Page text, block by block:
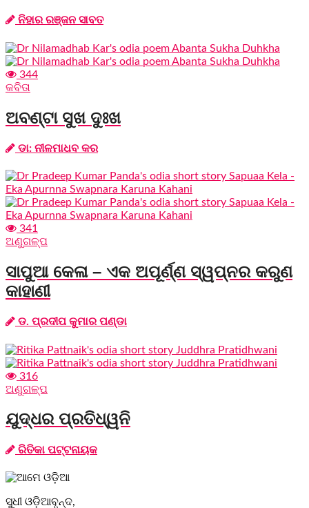
ନିହାର ରଞ୍ଜନ ସାବତ
344
କବିତା
ଅବଣ୍ଟା ସୁଖ ଦୁଃଖ
ଡା: ନୀଳମାଧବ କର
341
ଅଣୁଗଳ୍ପ
ସାପୁଆ କେଳା – ଏକ ଅପୂର୍ଣ୍ଣ ସ୍ୱପ୍ନର କରୁଣ
କାହାଣୀ
ଡ. ପ୍ରଦୀପ କୁମାର ପଣ୍ଡା
316
ଅଣୁଗଳ୍ପ
ଯୁଦ୍ଧର ପ୍ରତିଧ୍ୱନି
ରିତିକା ପଟ୍ଟନାୟକ
ସୁଧୀ ଓଡ଼ିଆବୃନ୍ଦ,